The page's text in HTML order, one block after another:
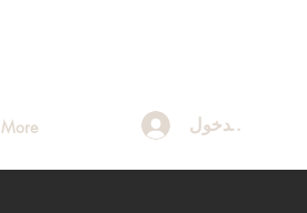
More تسجيل الدخول